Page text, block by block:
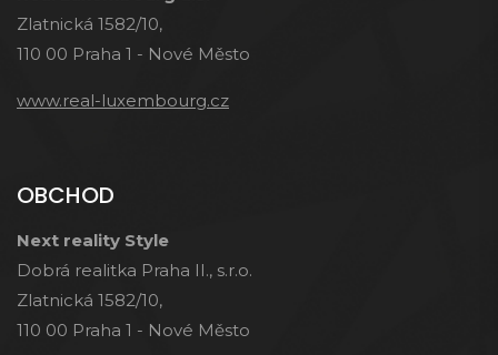
Zlatnická 1582/10,
110 00 Praha 1 - Nové Město
www.real-luxembourg.cz
OBCHOD
Next reality Style
Dobrá realitka Praha II., s.r.o.
Zlatnická 1582/10,
110 00 Praha 1 - Nové Město